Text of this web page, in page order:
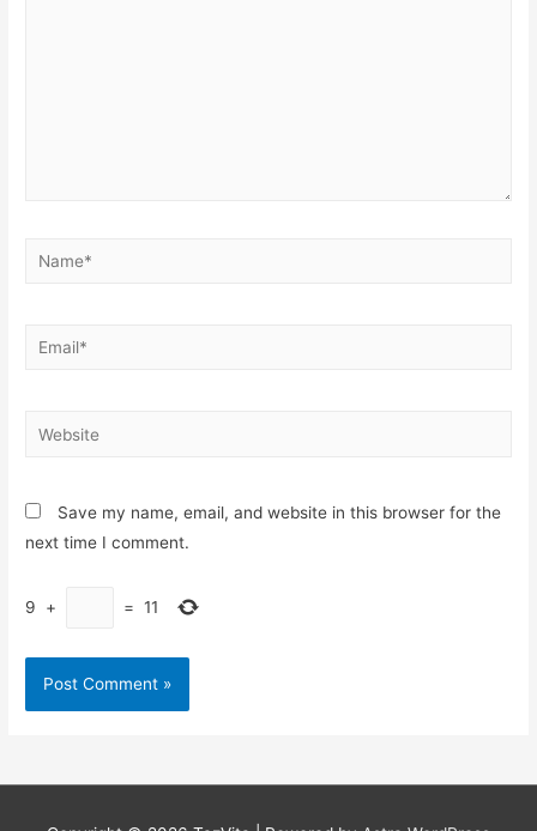
Name*
Email*
Website
Save my name, email, and website in this browser for the
next time I comment.
9 + = 11